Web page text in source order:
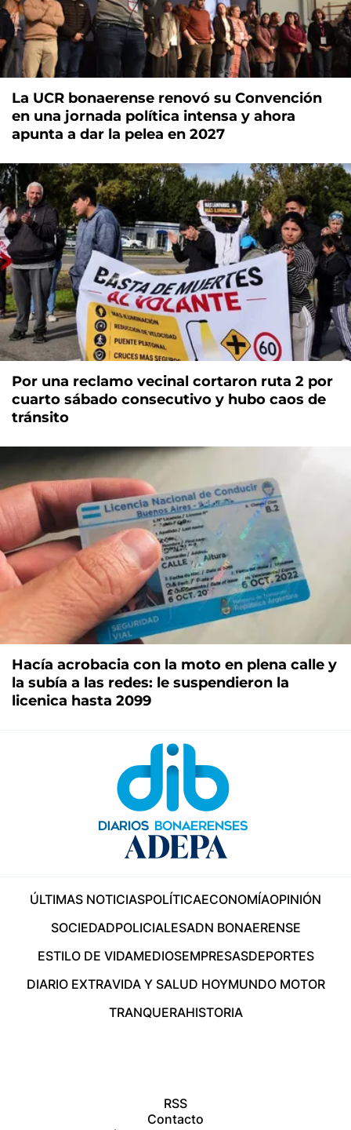
La UCR bonaerense renovó su Convención
en una jornada política intensa y ahora
apunta a dar la pelea en 2027
Por una reclamo vecinal cortaron ruta 2 por
cuarto sábado consecutivo y hubo caos de
tránsito
Hacía acrobacia con la moto en plena calle y
la subía a las redes: le suspendieron la
licenica hasta 2099
ÚLTIMAS NOTICIASPOLÍTICAECONOMÍAOPINIÓN
SOCIEDADPOLICIALESADN BONAERENSE
ESTILO DE VIDAMEDIOSEMPRESASDEPORTES
DIARIO EXTRAVIDA Y SALUD HOYMUNDO MOTOR
TRANQUERAHISTORIA
RSS
Contacto